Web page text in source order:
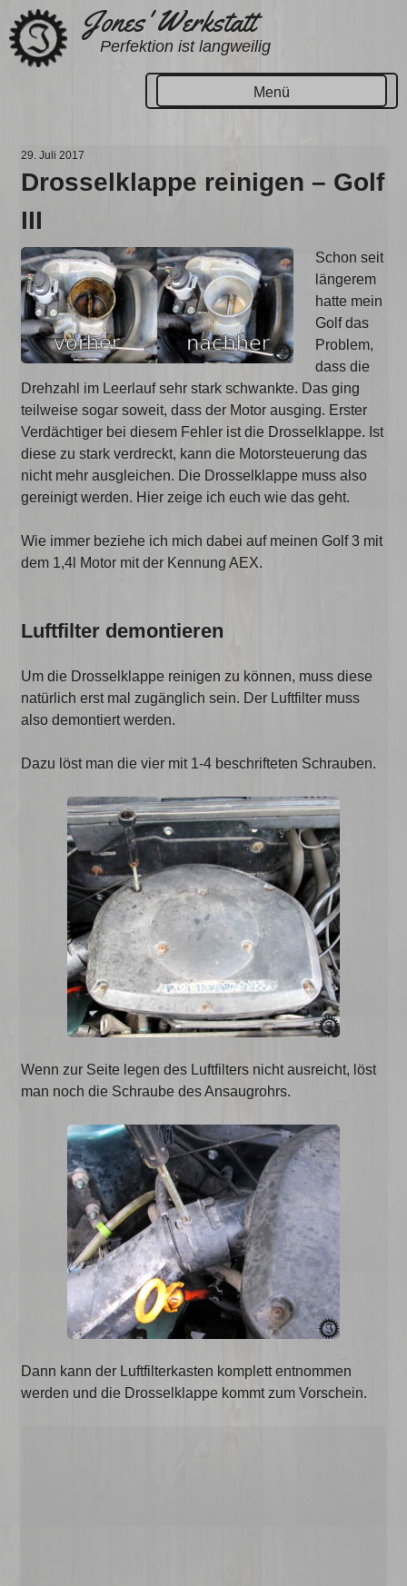
Zum
Inhalt
springen
Jones' Werkstatt
Perfektion ist langweilig
Menü
29. Juli 2017
Drosselklappe reinigen – Golf
III
Schon seit
längerem
hatte mein
Golf das
Problem,
dass die
Drehzahl im Leerlauf sehr stark schwankte. Das ging
teilweise sogar soweit, dass der Motor ausging. Erster
Verdächtiger bei diesem Fehler ist die Drosselklappe. Ist
diese zu stark verdreckt, kann die Motorsteuerung das
nicht mehr ausgleichen. Die Drosselklappe muss also
gereinigt werden. Hier zeige ich euch wie das geht.
Wie immer beziehe ich mich dabei auf meinen Golf 3 mit
dem 1,4l Motor mit der Kennung AEX.
Luftfilter demontieren
Um die Drosselklappe reinigen zu können, muss diese
natürlich erst mal zugänglich sein. Der Luftfilter muss
also demontiert werden.
Dazu löst man die vier mit 1-4 beschrifteten Schrauben.
Wenn zur Seite legen des Luftfilters nicht ausreicht, löst
man noch die Schraube des Ansaugrohrs.
Dann kann der Luftfilterkasten komplett entnommen
werden und die Drosselklappe kommt zum Vorschein.